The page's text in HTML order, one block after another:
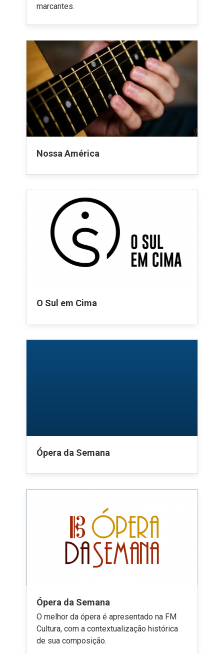
marcantes.
Nossa América
O Sul em Cima
Ópera da Semana
Ópera da Semana
O melhor da ópera é apresentado na FM
Cultura, com a contextualização histórica
de sua composição.